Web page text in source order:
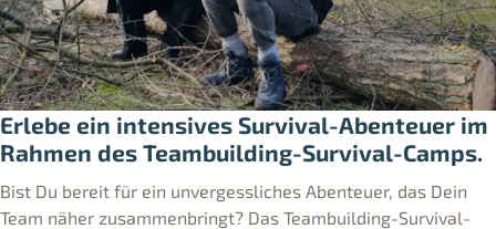
Erlebe ein intensives Survival-Abenteuer im
Rahmen des Teambuilding-Survival-Camps.
Bist Du bereit für ein unvergessliches Abenteuer, das Dein
Team näher zusammenbringt? Das Teambuilding-Survival-